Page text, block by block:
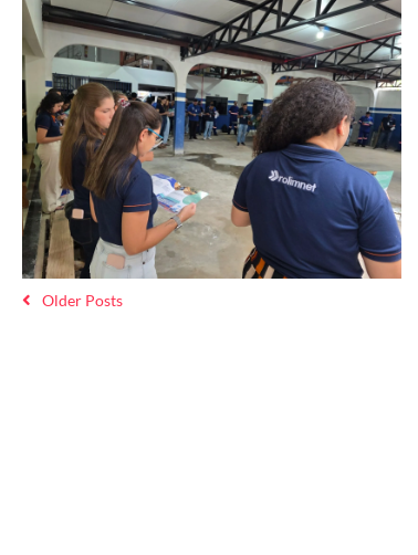
Older Posts